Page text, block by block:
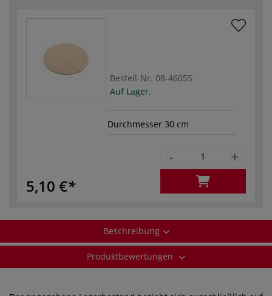
Bestell-Nr. 08-46055
Auf Lager.
Durchmesser 30 cm
5,10 €
- +
Beschreibung
Produktbewertungen